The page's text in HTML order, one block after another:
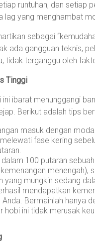
runtuhan, dan setiap
lag yang menghambat
sebagai
ada gangguan teknis,
tidak terganggu oleh
Tinggi
ibarat menunggangi
Berikut adalah tips
masuk dengan
melewati fase kering
100 putaran
menengah),
yang mungkin sedang
mendapatkan
Bermainlah hanya
hobi ini tidak merusak